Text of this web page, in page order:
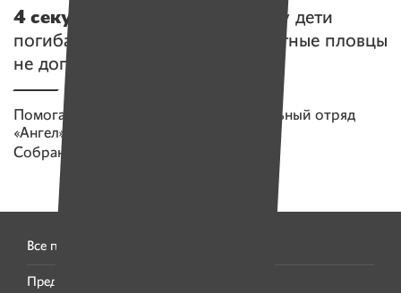
4 секунды — и утонул.
Почему дети
погибают на мелководье, а опытные пловцы
не доплывают до берега
Помогаем проекту
Поисково-спасательный отряд
«Ангел»
Собрано
Все проекты
Предложить проект